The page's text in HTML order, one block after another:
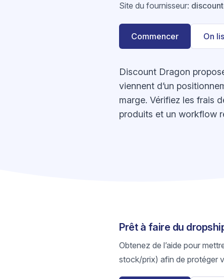
Site du fournisseur:
Commencer On
Discount Dragon
viennent d’un
marge. Vérifiez les frais
produits et un workflow
Prêt à faire du
Obtenez de l’aide pour
stock/prix) afin de protéger